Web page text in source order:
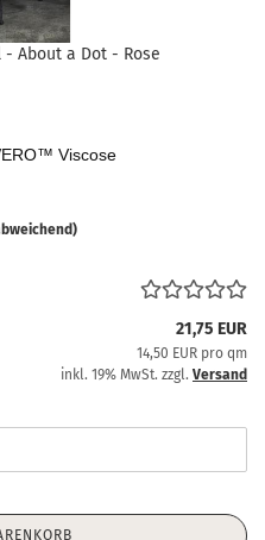
About a Dot - Rose
Viscose
21,75 EUR
14,50 EUR pro qm
inkl. 19% MwSt. zzgl. Versand